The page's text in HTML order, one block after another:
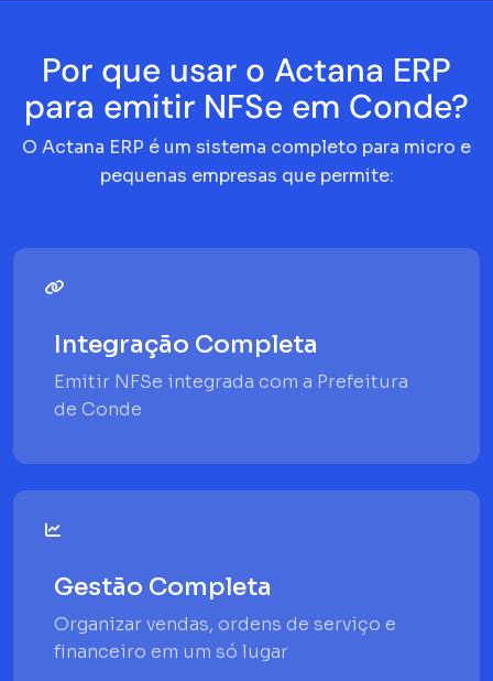
Por que usar o Actana ERP
para emitir NFSe em Conde?
O Actana ERP é um sistema completo para micro e
pequenas empresas que permite:
Integração Completa
Emitir NFSe integrada com a Prefeitura
de Conde
Gestão Completa
Organizar vendas, ordens de serviço e
financeiro em um só lugar